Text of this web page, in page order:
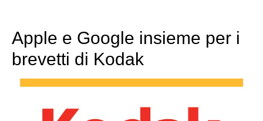
Apple e Google insieme per i
brevetti di Kodak